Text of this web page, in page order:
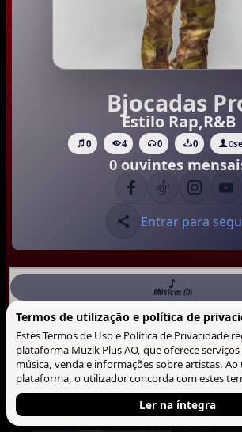
Bjocadas
Estilo Rap,R&B
0 4 0 0 0
0 ouvintes
Entrar para
Músicas (0)
Musicas
Não há Musica neste
Patrocinado
Termos de utilização e política de
Estes Termos de Uso e Política de Privacidade
plataforma Muzik Plus AO, que oferece
música, venda e informações sobre artistas. Ao
plataforma, o utilizador concorda com estes
Ler na íntegra